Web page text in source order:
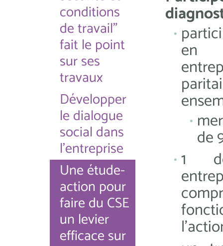
conditions
de travail"
fait le point
sur ses
travaux
Développer
le dialogue
social dans
l'entreprise
Une étude-
action pour
faire du CSE
un levier
efficace sur
en
de
1